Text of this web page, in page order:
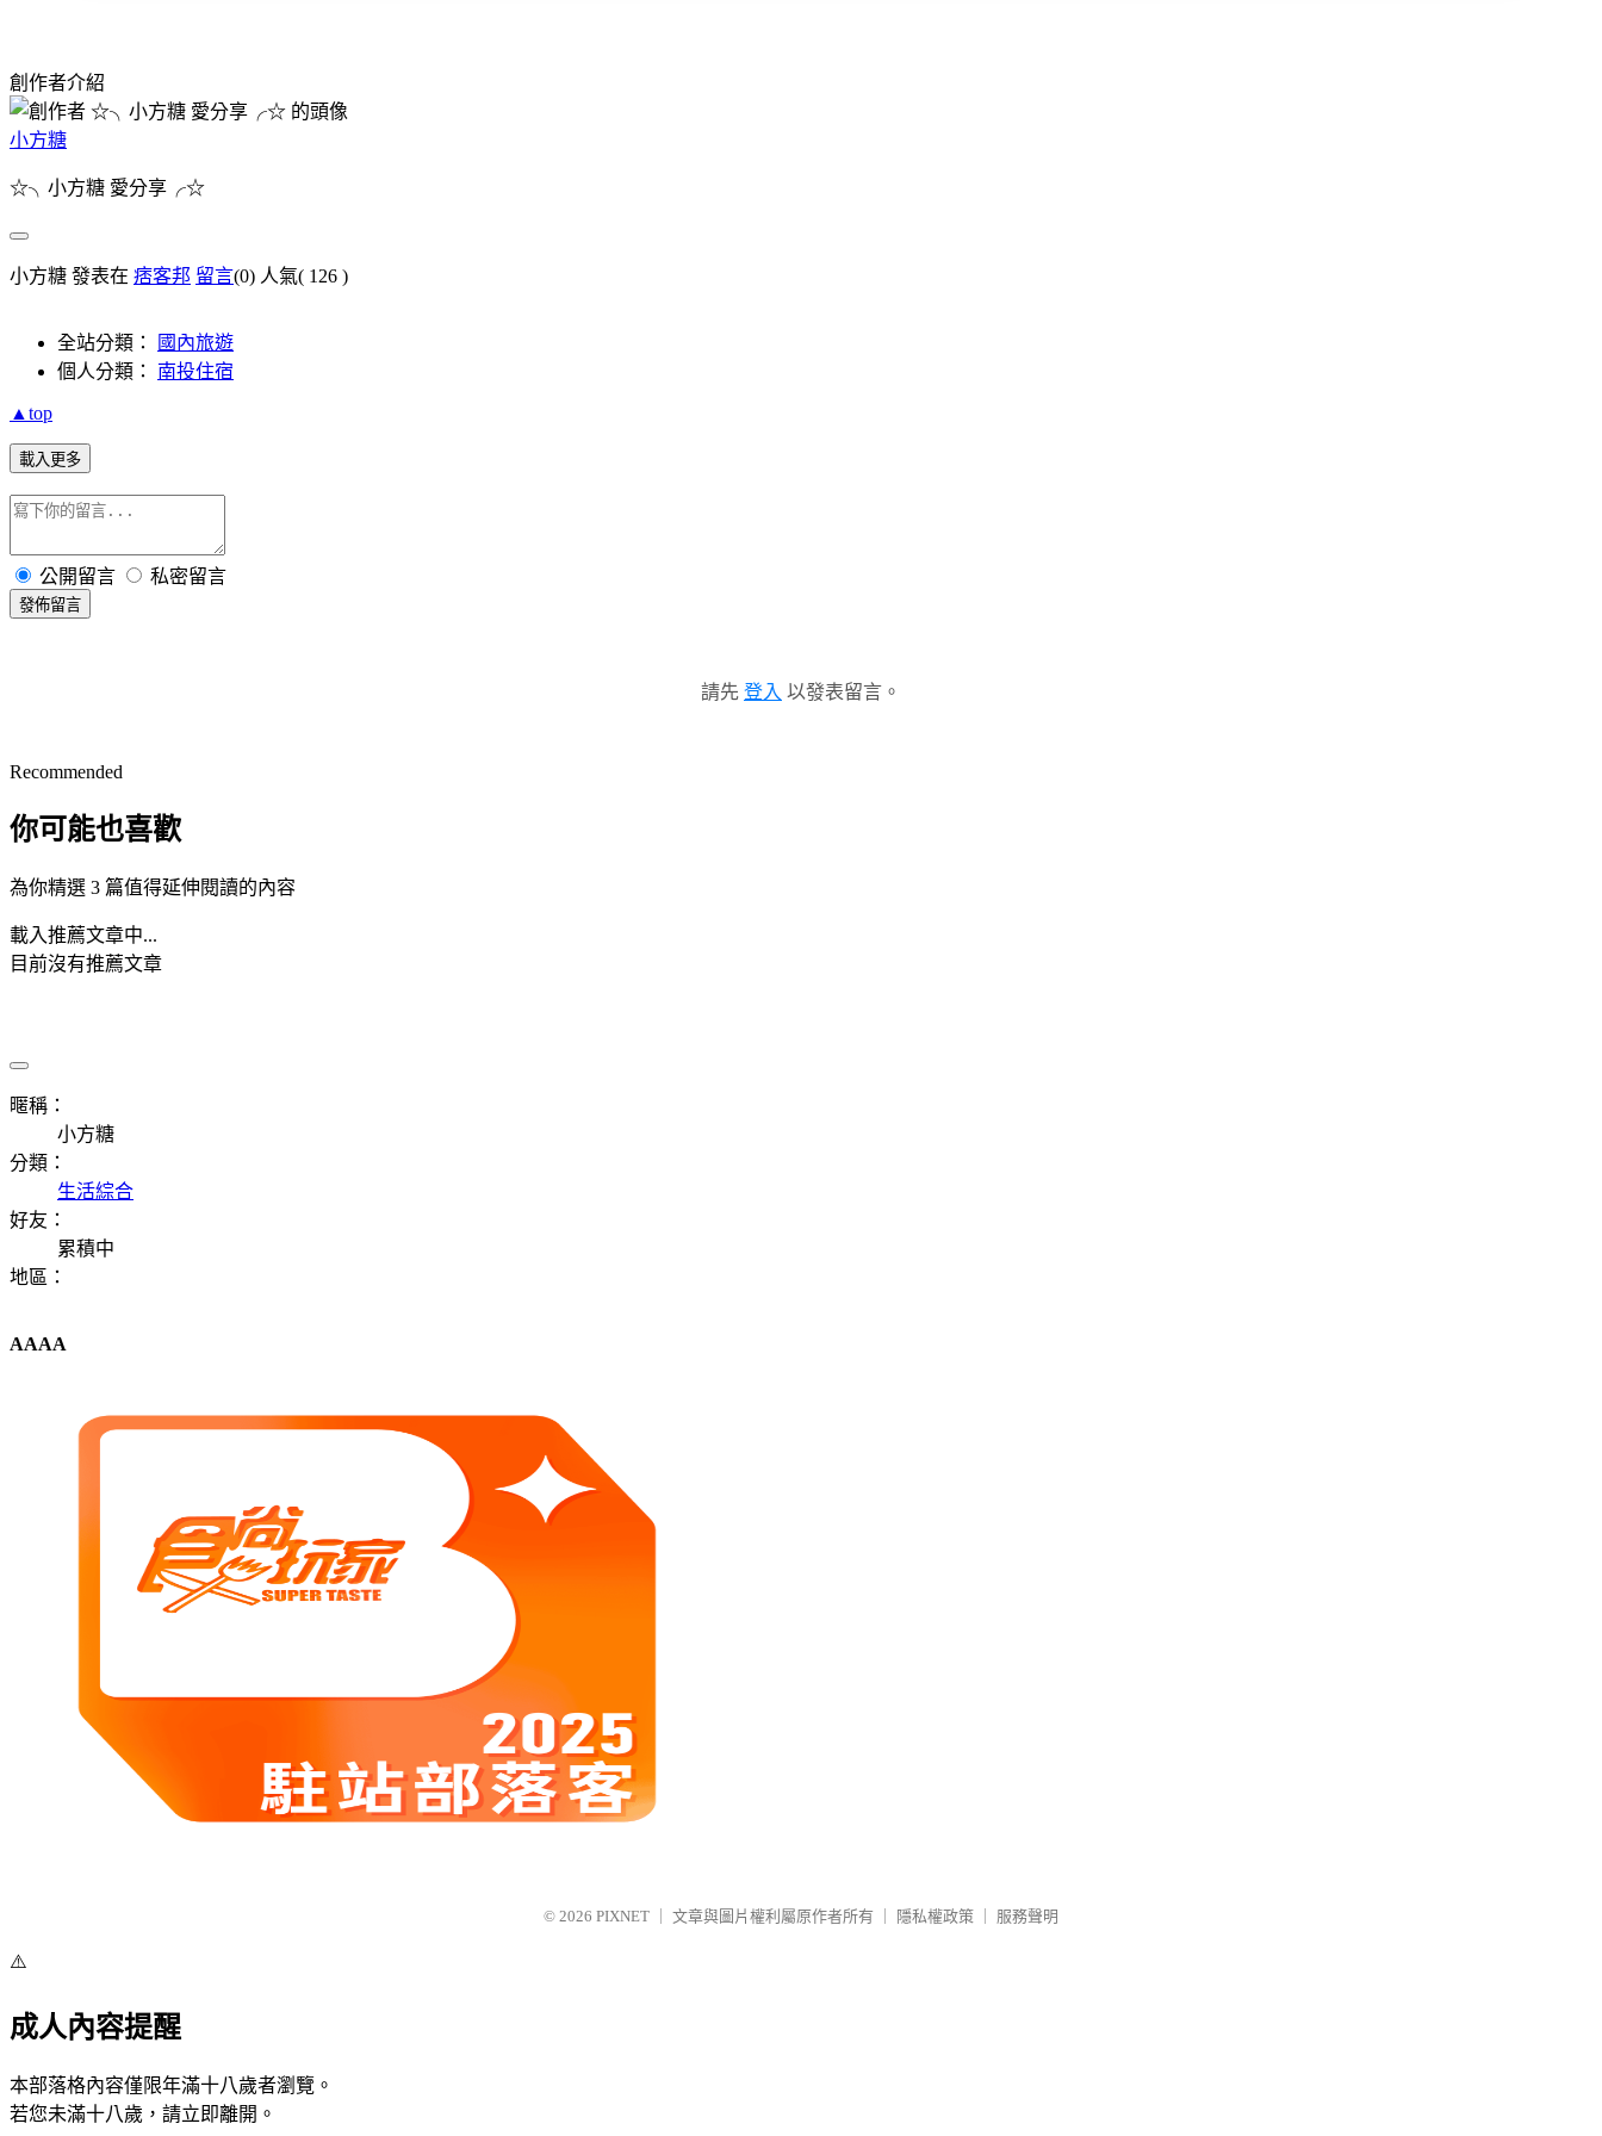
創作者介紹
小方糖
☆╮小方糖 愛分享╭☆
小方糖 發表在 痞客邦 留言(0) 人氣( 126 )
全站分類：
國內旅遊
個人分類： 南投住宿
▲top
載入更多
公開留言 私密留言
發佈留言
請先 登入 以發表留言。
Recommended
你可能也喜歡
為你精選 3 篇值得延伸閱讀的內容
載入推薦文章中...
目前沒有推薦文章
暱稱：
小方糖
分類：
生活綜合
好友：
累積中
地區：
AAAA
© 2026 PIXNET 文章與圖片權利屬原作者所有 隱私權政策 服務聲明
⚠️
成人內容提醒
本部落格內容僅限年滿十八歲者瀏覽。
若您未滿十八歲，請立即離開。